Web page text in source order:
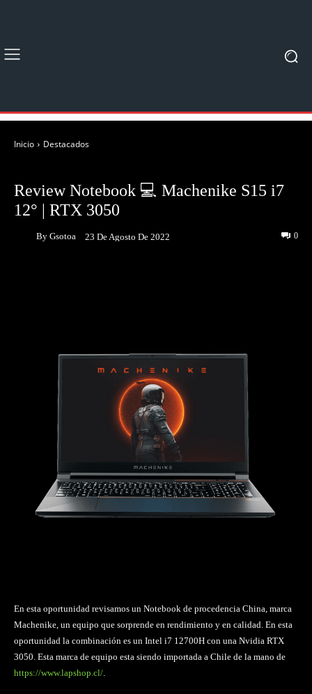
Inicio Destacados
Review Notebook 💻 Machenike S15 i7
12° | RTX 3050
By Gsotoa 23 De Agosto De 2022 0
En esta oportunidad revisamos un Notebook de procedencia China, marca
Machenike, un equipo que sorprende en rendimiento y en calidad. En esta
oportunidad la combinación es un Intel i7 12700H con una Nvidia RTX
3050. Esta marca de equipo esta siendo importada a Chile de la mano de
https://www.lapshop.cl/.